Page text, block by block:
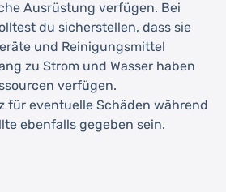
Ausrüstung verfügen. Bei
du sicherstellen, dass sie
und Reinigungsmittel
zu Strom und Wasser haben
verfügen.
für eventuelle Schäden während
ebenfalls gegeben sein.